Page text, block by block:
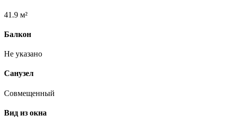
41.9 м²
Балкон
Не указано
Санузел
Совмещенный
Вид из окна